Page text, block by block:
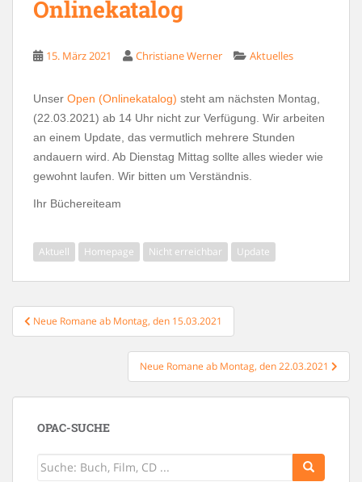
Onlinekatalog
15. März 2021 Christiane Werner Aktuelles
Unser Open (Onlinekatalog) steht am nächsten Montag,
(22.03.2021) ab 14 Uhr nicht zur Verfügung. Wir arbeiten
an einem Update, das vermutlich mehrere Stunden
andauern wird. Ab Dienstag Mittag sollte alles wieder wie
gewohnt laufen. Wir bitten um Verständnis.
Ihr Büchereiteam
Aktuell Homepage Nicht erreichbar Update
Beitragsnavigation
Neue Romane ab Montag, den 15.03.2021
Neue Romane ab Montag, den 22.03.2021
OPAC-SUCHE